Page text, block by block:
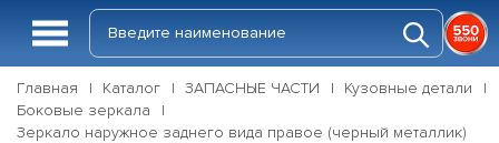
Главная Каталог ЗАПАСНЫЕ ЧАСТИ
Кузовные детали
Боковые зеркала
Зеркало наружное заднего вида правое (черный металлик)